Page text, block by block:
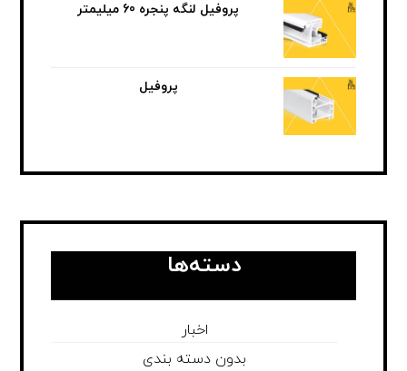
پروفیل لنگه پنجره 60 میلیمتر
پروفیل
دسته‌ها
اخبار
بدون دسته بندی